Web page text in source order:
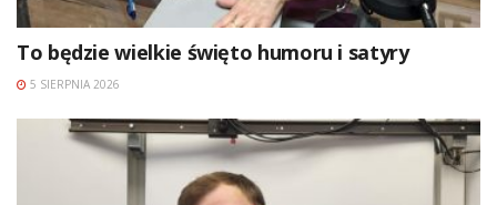
To będzie wielkie święto humoru i satyry
5 SIERPNIA 2026